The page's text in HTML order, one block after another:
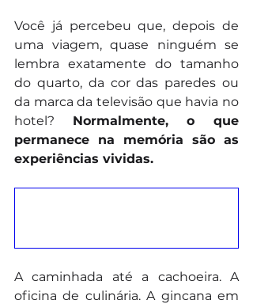
Você já percebeu que, depois de
uma viagem, quase ninguém se
lembra exatamente do tamanho
do quarto, da cor das paredes ou
da marca da televisão que havia no
hotel? Normalmente, o que
permanece na memória são as
experiências vividas.
A caminhada até a cachoeira. A
oficina de culinária. A gincana em